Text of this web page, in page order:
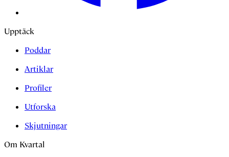
Upptäck
Poddar
Artiklar
Profiler
Utforska
Skjutningar
Om Kvartal